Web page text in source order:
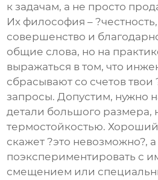
к задачам, а не просто
Их философия –
совершенство и
общие слова, но на
выражаться в том, что
сбрасывают со счетов твои
запросы. Допустим, нужно
детали большого размера,
термостойкостью.
скажет ?это невозможно?,
поэкспериментировать с
смещением или